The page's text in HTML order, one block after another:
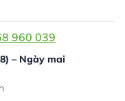
960 039
– Ngày mai